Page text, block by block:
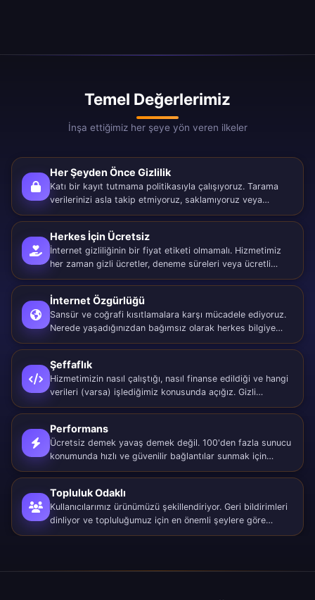
Temel Değerlerimiz
İnşa ettiğimiz her şeye yön veren ilkeler
Her Şeyden Önce Gizlilik
Katı bir kayıt tutmama politikasıyla çalışıyoruz. Tarama
verilerinizi asla takip etmiyoruz, saklamıyoruz veya
satmıyoruz. Çevrimiçi aktiviteniz yalnızca size aittir.
Herkes İçin Ücretsiz
İnternet gizliliğinin bir fiyat etiketi olmamalı. Hizmetimiz
her zaman gizli ücretler, deneme süreleri veya ücretli
duvarlar olmadan %100 ücretsiz olacaktır.
İnternet Özgürlüğü
Sansür ve coğrafi kısıtlamalara karşı mücadele ediyoruz.
Nerede yaşadığınızdan bağımsız olarak herkes bilgiye
eşit erişime sahip olmalı.
Şeffaflık
Hizmetimizin nasıl çalıştığı, nasıl finanse edildiği ve hangi
verileri (varsa) işlediğimiz konusunda açığız. Gizli
gündemler yok, sürprizler yok.
Performans
Ücretsiz demek yavaş demek değil. 100'den fazla sunucu
konumunda hızlı ve güvenilir bağlantılar sunmak için
yüksek hızlı altyapıya yatırım yapıyoruz.
Topluluk Odaklı
Kullanıcılarımız ürünümüzü şekillendiriyor. Geri bildirimleri
dinliyor ve topluluğumuz için en önemli şeylere göre
sürekli gelişiyoruz.